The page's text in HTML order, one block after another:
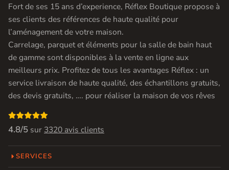
Fort de ses 15 ans d’experience, Réflex Boutique propose à
ses clients des références de haute qualité pour
l’aménagement de votre maison.
Carrelage, parquet et éléments pour la salle de bain haut
de gamme sont disponibles à la vente en ligne aux
meilleurs prix. Profitez de tous les avantages Réflex : un
service livraison de haute qualité, des échantillons gratuits,
des devis gratuits, …. pour réaliser la maison de vos rêves

4.8/5 sur3320 avis clients
SERVICES